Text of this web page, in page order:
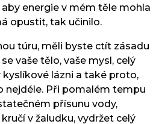
energie v mém těle mohla
opustit, tak učinilo.
túru, měli byste ctít zásadu
vaše tělo, vaše mysl, celý
lázni a také proto,
nejdéle. Při pomalém tempu
přísunu vody,
v žaludku, vydržet celý